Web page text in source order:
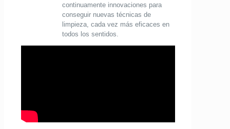
continuamente innovaciones para
conseguir nuevas técnicas de
limpieza, cada vez más eficaces en
todos los sentidos.